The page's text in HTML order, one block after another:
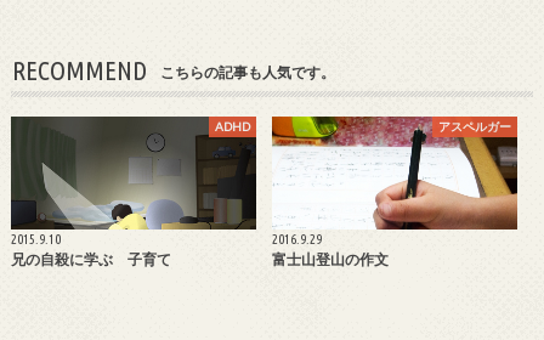
RECOMMEND こちらの記事も人気です。
ADHD
2015.9.10
兄の自殺に学ぶ 子育て
アスペルガー
2016.9.29
富士山登山の作文